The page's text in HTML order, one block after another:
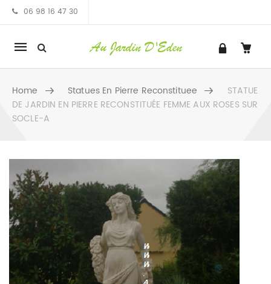
06 98 16 47 30
Mobile
navigation
Home Statues En Pierre Reconstituee
STATUE
DE JARDIN EN PIERRE RECONSTITUÉE FEMME AUX ROSES SUR
SOCLE-A
Skip to content